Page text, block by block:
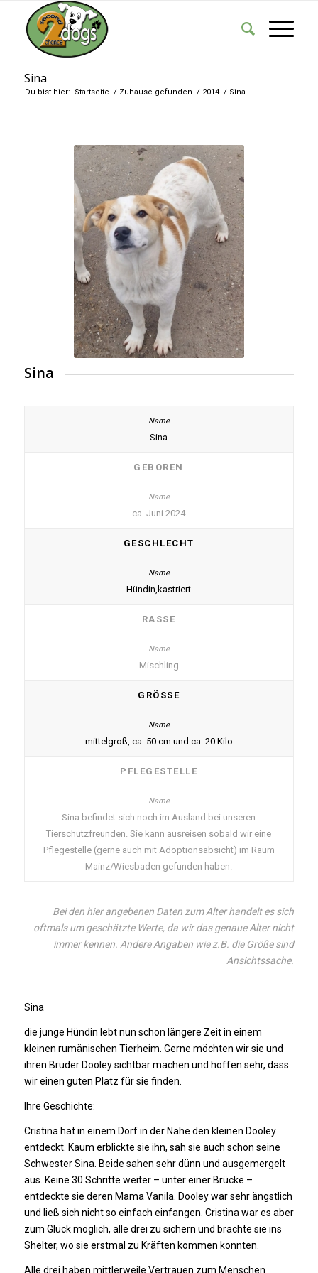
Sina
Du bist hier: Startseite / Zuhause gefunden / 2014 / Sina
Sina
Sina
GEBOREN
ca. Juni 2024
GESCHLECHT
Hündin,kastriert
RASSE
Mischling
GRÖSSE
mittelgroß, ca. 50 cm und ca. 20 Kilo
PFLEGESTELLE
Sina befindet sich noch im Ausland bei unseren
Tierschutzfreunden. Sie kann ausreisen sobald wir eine
Pflegestelle (gerne auch mit Adoptionsabsicht) im Raum
Mainz/Wiesbaden gefunden haben.
Bei den hier angebenen Daten zum Alter handelt es sich
oftmals um geschätzte Werte, da wir das genaue Alter nicht
immer kennen. Andere Angaben wie z.B. die Größe sind
Ansichtssache.
Sina
die junge Hündin lebt nun schon längere Zeit in einem
kleinen rumänischen Tierheim. Gerne möchten wir sie und
ihren Bruder Dooley sichtbar machen und hoffen sehr, dass
wir einen guten Platz für sie finden.
Ihre Geschichte:
Cristina hat in einem Dorf in der Nähe den kleinen Dooley
entdeckt. Kaum erblickte sie ihn, sah sie auch schon seine
Schwester Sina. Beide sahen sehr dünn und ausgemergelt
aus. Keine 30 Schritte weiter – unter einer Brücke –
entdeckte sie deren Mama Vanila. Dooley war sehr ängstlich
und ließ sich nicht so einfach einfangen. Cristina war es aber
zum Glück möglich, alle drei zu sichern und brachte sie ins
Shelter, wo sie erstmal zu Kräften kommen konnten.
Alle drei haben mittlerweile Vertrauen zum Menschen